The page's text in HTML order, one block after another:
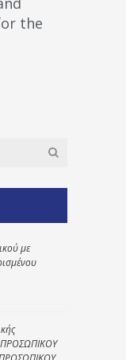
the
με
ΠΡΟΣΩΠΙΚΟΥ